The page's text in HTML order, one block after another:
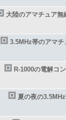
大陸のアマチュア無
3.5MHz帯のアマチ
R-1000の電解コ
夏の夜の